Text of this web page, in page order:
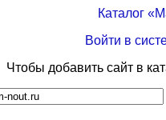
Каталог
Войти в
Чтобы добавить сайт в